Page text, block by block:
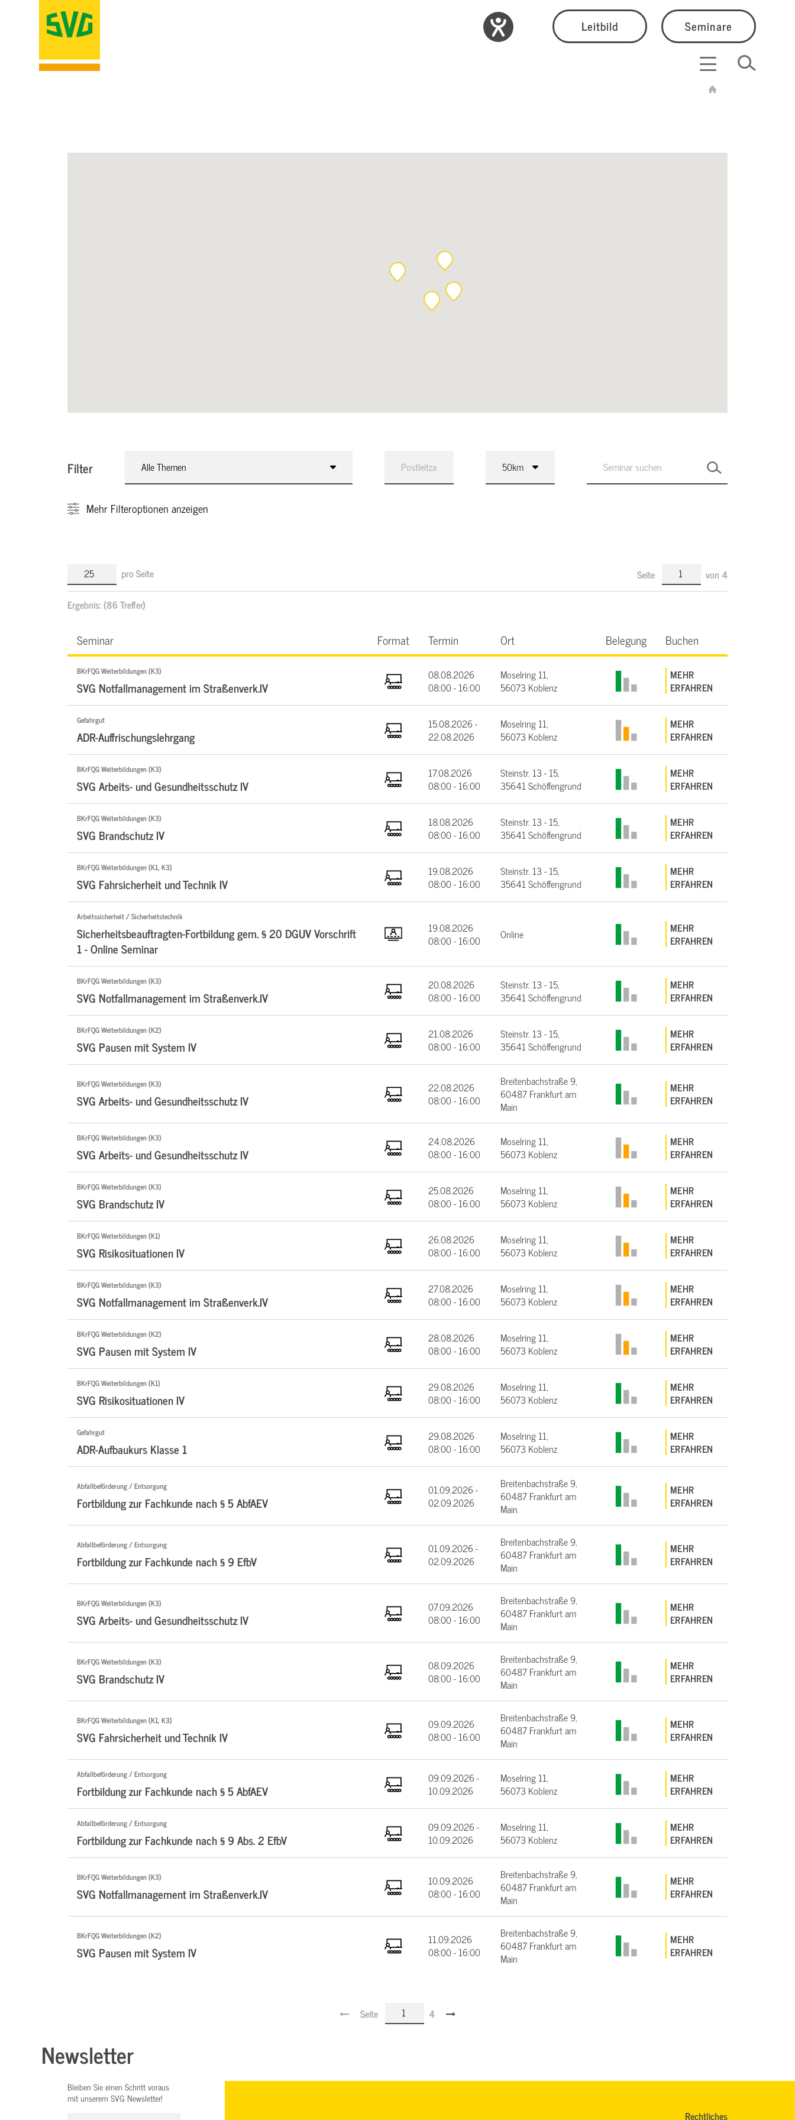
Leitbild Seminare
Filter Alle Themen
Mehr Filteroptionen anzeigen
pro Seite Seite von 4
Ergebnis:(86 Treffer)
Seminar Format Termin Ort Belegung Buchen
BKrFQG Weiterbildungen (K3)
SVG Notfallmanagement im Straßenverk.IV
08.08.2026
08:00 - 16:00
Moselring 11,
56073 Koblenz
MEHR
ERFAHREN
Gefahrgut
ADR-Auffrischungslehrgang
15.08.2026 -
22.08.2026
Moselring 11,
56073 Koblenz
MEHR
ERFAHREN
BKrFQG Weiterbildungen (K3)
SVG Arbeits- und Gesundheitsschutz IV
17.08.2026
08:00 - 16:00
Steinstr. 13 - 15,
35641 Schöffengrund
MEHR
ERFAHREN
BKrFQG Weiterbildungen (K3)
SVG Brandschutz IV
18.08.2026
08:00 - 16:00
Steinstr. 13 - 15,
35641 Schöffengrund
MEHR
ERFAHREN
BKrFQG Weiterbildungen (K1, K3)
SVG Fahrsicherheit und Technik IV
19.08.2026
08:00 - 16:00
Steinstr. 13 - 15,
35641 Schöffengrund
MEHR
ERFAHREN
Arbeitssicherheit / Sicherheitstechnik
Sicherheitsbeauftragten-Fortbildung gem. § 20 DGUV Vorschrift
1 - Online Seminar
19.08.2026
08:00 - 16:00
Online
MEHR
ERFAHREN
BKrFQG Weiterbildungen (K3)
SVG Notfallmanagement im Straßenverk.IV
20.08.2026
08:00 - 16:00
Steinstr. 13 - 15,
35641 Schöffengrund
MEHR
ERFAHREN
BKrFQG Weiterbildungen (K2)
SVG Pausen mit System IV
21.08.2026
08:00 - 16:00
Steinstr. 13 - 15,
35641 Schöffengrund
MEHR
ERFAHREN
BKrFQG Weiterbildungen (K3)
SVG Arbeits- und Gesundheitsschutz IV
22.08.2026
08:00 - 16:00
Breitenbachstraße 9,
60487 Frankfurt am
Main
MEHR
ERFAHREN
BKrFQG Weiterbildungen (K3)
SVG Arbeits- und Gesundheitsschutz IV
24.08.2026
08:00 - 16:00
Moselring 11,
56073 Koblenz
MEHR
ERFAHREN
BKrFQG Weiterbildungen (K3)
SVG Brandschutz IV
25.08.2026
08:00 - 16:00
Moselring 11,
56073 Koblenz
MEHR
ERFAHREN
BKrFQG Weiterbildungen (K1)
SVG Risikosituationen IV
26.08.2026
08:00 - 16:00
Moselring 11,
56073 Koblenz
MEHR
ERFAHREN
BKrFQG Weiterbildungen (K3)
SVG Notfallmanagement im Straßenverk.IV
27.08.2026
08:00 - 16:00
Moselring 11,
56073 Koblenz
MEHR
ERFAHREN
BKrFQG Weiterbildungen (K2)
SVG Pausen mit System IV
28.08.2026
08:00 - 16:00
Moselring 11,
56073 Koblenz
MEHR
ERFAHREN
BKrFQG Weiterbildungen (K1)
SVG Risikosituationen IV
29.08.2026
08:00 - 16:00
Moselring 11,
56073 Koblenz
MEHR
ERFAHREN
Gefahrgut
ADR-Aufbaukurs Klasse 1
29.08.2026
08:00 - 16:00
Moselring 11,
56073 Koblenz
MEHR
ERFAHREN
Abfallbeförderung / Entsorgung
Fortbildung zur Fachkunde nach § 5 AbfAEV
01.09.2026 -
02.09.2026
Breitenbachstraße 9,
60487 Frankfurt am
Main
MEHR
ERFAHREN
Abfallbeförderung / Entsorgung
Fortbildung zur Fachkunde nach § 9 EfbV
01.09.2026 -
02.09.2026
Breitenbachstraße 9,
60487 Frankfurt am
Main
MEHR
ERFAHREN
BKrFQG Weiterbildungen (K3)
SVG Arbeits- und Gesundheitsschutz IV
07.09.2026
08:00 - 16:00
Breitenbachstraße 9,
60487 Frankfurt am
Main
MEHR
ERFAHREN
BKrFQG Weiterbildungen (K3)
SVG Brandschutz IV
08.09.2026
08:00 - 16:00
Breitenbachstraße 9,
60487 Frankfurt am
Main
MEHR
ERFAHREN
BKrFQG Weiterbildungen (K1, K3)
SVG Fahrsicherheit und Technik IV
09.09.2026
08:00 - 16:00
Breitenbachstraße 9,
60487 Frankfurt am
Main
MEHR
ERFAHREN
Abfallbeförderung / Entsorgung
Fortbildung zur Fachkunde nach § 5 AbfAEV
09.09.2026 -
10.09.2026
Moselring 11,
56073 Koblenz
MEHR
ERFAHREN
Abfallbeförderung / Entsorgung
Fortbildung zur Fachkunde nach § 9 Abs. 2 EfbV
09.09.2026 -
10.09.2026
Moselring 11,
56073 Koblenz
MEHR
ERFAHREN
BKrFQG Weiterbildungen (K3)
SVG Notfallmanagement im Straßenverk.IV
10.09.2026
08:00 - 16:00
Breitenbachstraße 9,
60487 Frankfurt am
Main
MEHR
ERFAHREN
BKrFQG Weiterbildungen (K2)
SVG Pausen mit System IV
11.09.2026
08:00 - 16:00
Breitenbachstraße 9,
60487 Frankfurt am
Main
MEHR
ERFAHREN
Seite 4
Newsletter
Bleiben Sie einen Schritt voraus
mit unserem SVG Newsletter!
Rechtliches